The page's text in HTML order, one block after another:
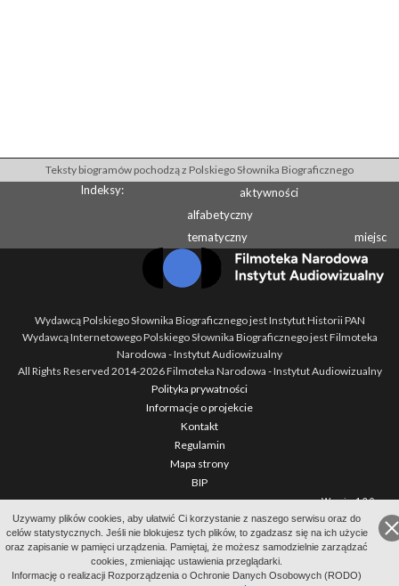
Uzywamy plików cookies, aby ułatwić Ci korzystanie z naszego serwisu oraz do
celów statystycznych. Jeśli nie blokujesz tych plików, to zgadzasz się na ich użycie
oraz zapisanie w pamięci urządzenia. Pamiętaj, że możesz samodzielnie zarządzać
cookies, zmieniając ustawienia przeglądarki.
Informację o realizacji Rozporządzenia o Ochronie Danych Osobowych (RODO)
Teksty biogramów pochodzą z Polskiego Słownika Biograficznego
Indeksy:
aktywności
alfabetyczny
tematyczny
miejsc
Wydawcą Polskiego Słownika Biograficznego jest Instytut Historii PAN
Wydawcą Internetowego Polskiego Słownika Biograficznego jest Filmoteka
Narodowa - Instytut Audiowizualny
All Rights Reserved 2014-2026Filmoteka Narodowa - Instytut Audiowizualny
Polityka prywatności
Informacje o projekcie
Kontakt
Regulamin
Mapa strony
BIP
Wersja: 1.2.0